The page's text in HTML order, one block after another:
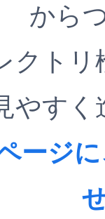
から
クト
やす
ージ